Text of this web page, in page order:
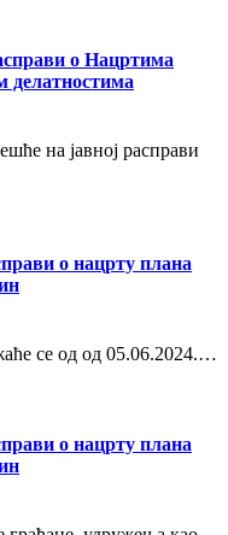
о Нацртима
делатностима
на јавној расправи
о нацрту плана
се од од 05.06.2024.…
о нацрту плана